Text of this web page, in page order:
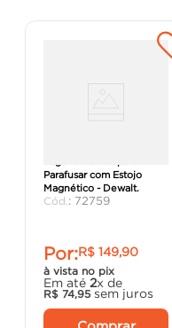
Parafusar com Estojo
Magnético - Dewalt.
: 72759
Por:R$ 149,90
à vista no pix
Em até 2x de
R$ 74,95 sem juros